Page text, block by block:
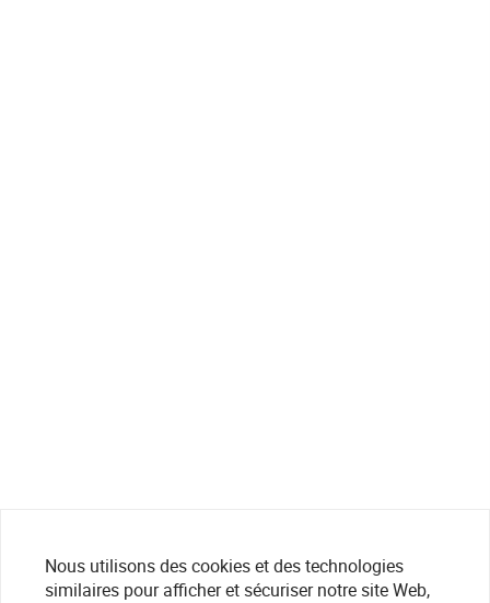
Nous utilisons des cookies et des technologies
similaires pour afficher et sécuriser notre site Web,